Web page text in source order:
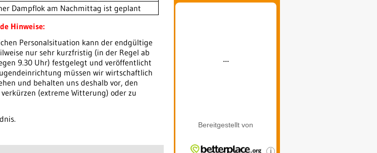
Dampflok am Nachmittag ist geplant
Hinweise:
Personalsituation kann der endgültige
nur sehr kurzfristig (in der Regel ab
9.30 Uhr) festgelegt und veröffentlicht
müssen wir wirtschaftlich
und behalten uns deshalb vor, den
(extreme Witterung) oder zu